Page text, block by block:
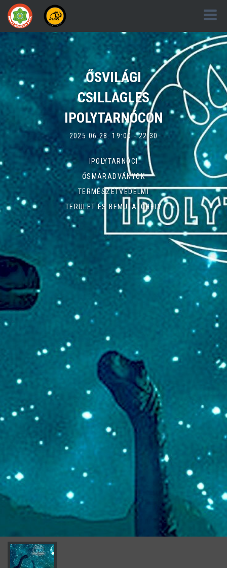
ŐSVILÁGI
CSILLAGLES
IPOLYTARNÓCON
2025.06.28. 19:00 - 22:30
IPOLYTARNÓCI
ŐSMARADVÁNYOK
TERMÉSZETVÉDELMI
TERÜLET ÉS BEMUTATÓHELY